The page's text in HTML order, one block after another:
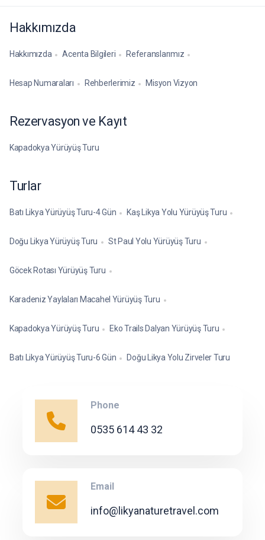
Hakkımızda
Hakkımızda Acenta Bilgileri Referanslarımız
Hesap Numaraları Rehberlerimiz Misyon Vizyon
Rezervasyon ve Kayıt
Kapadokya Yürüyüş Turu
Turlar
Batı Likya Yürüyüş Turu-4 Gün Kaş Likya Yolu Yürüyüş Turu
Doğu Likya Yürüyüş Turu St Paul Yolu Yürüyüş Turu
Göcek Rotası Yürüyüş Turu
Karadeniz Yaylaları Macahel Yürüyüş Turu
Kapadokya Yürüyüş Turu Eko Trails Dalyan Yürüyüş Turu
Batı Likya Yürüyüş Turu-6 Gün Doğu Likya Yolu Zirveler Turu
Phone
0535 614 43 32
Email
info@likyanaturetravel.com